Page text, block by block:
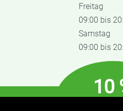
Freitag
09:00 bis
Samstag
09:00 bis
10